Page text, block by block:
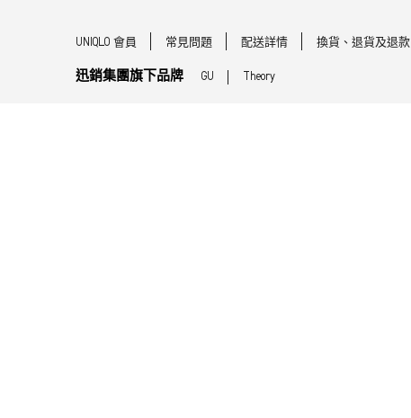
UNIQLO 會員 常見問題 配送詳情 換貨、退貨及退款
迅銷集團旗下品牌 GU Theory